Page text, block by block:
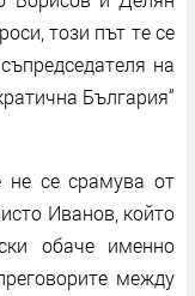
този път те се
на
България“
не се срамува от
Иванов, който
обаче именно
между